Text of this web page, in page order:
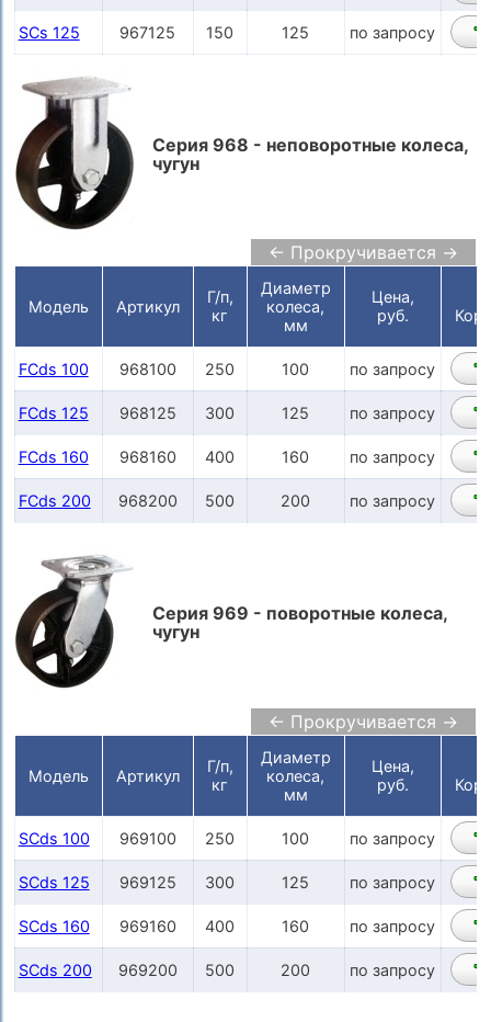
SCs 125 967125 150 125 по запросу
Серия 968 - неповоротные колеса,
чугун
← Прокручивается →
Модель Артикул
Г/п,
кг
Диаметр
колеса,
мм
Цена,
руб.
FCds 100 968100 250 100 по запросу
FCds 125 968125 300 125 по запросу
FCds 160 968160 400 160 по запросу
FCds 200 968200 500 200 по запросу
Серия 969 - поворотные колеса,
чугун
← Прокручивается →
Модель Артикул
Г/п,
кг
Диаметр
колеса,
мм
Цена,
руб.
SCds 100 969100 250 100 по запросу
SCds 125 969125 300 125 по запросу
SCds 160 969160 400 160 по запросу
SCds 200 969200 500 200 по запросу